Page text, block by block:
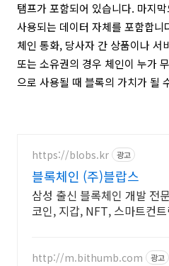
탬프가 포함되어 있습니다. 마지
사용되는 데이터 자체를 포함합
체인 통화, 당사자 간 상품이나 서
또는 소유권의 경우 체인이 누가
으로 사용될 때 블록의 가치가 될
https://blobs.kr 광고
블록체인 (주)블랍스
삼성 출신 블록체인 개발 전
코인, 지갑, NFT, 스마트컨
http://m.bithumb.com 광고